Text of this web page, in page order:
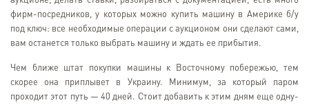
фирм-посредников, у которых можно купить машину в Америке б/у
под ключ: все необходимые операции с аукционом они сделают сами,
вам останется только выбрать машину и ждать ее прибытия.
Чем ближе штат покупки машины к Восточному побережью, тем
скорее она приплывет в Украину. Минимум, за который паром
проходит этот путь — 40 дней. Стоит добавить к этим дням еще одну-